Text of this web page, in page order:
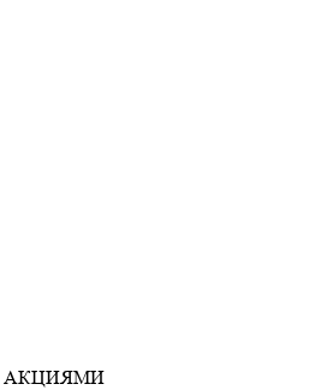
АКЦИЯМИ